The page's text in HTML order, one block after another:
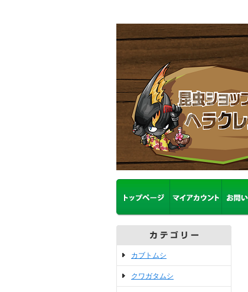
カブトムシ
クワガタムシ